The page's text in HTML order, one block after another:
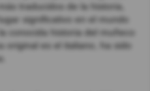
traducidos de la historia,
significativo en el mundo
conocida historia del muñeco
original es el italiano, ha sido